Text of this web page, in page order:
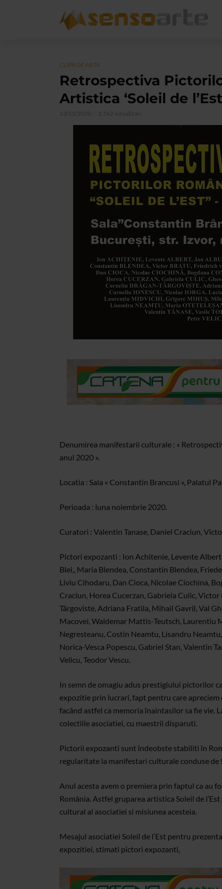
CLIPA DE ARTA
Retrospectiva
Artistica ‘Soleil de
13/11/2020 1.562 vizualizari
Denumirea manifestarii culturale : «
anul 2020 ».
Locatia : Sala « Constantin Brancusi », Palatul
Perioada : luna noiembrie 2020.
Curatori : Valentin Tanase, Daniel Craciun,
Pictori expozanti : Ion Achitenie, Levente
Blei,, Maria Blendea, Constantin Blendea,
Liviu Cihodaru, Dan Cioca, Nicolae Ciochina,
Craciun, Horea Cucerzan, Gabriela Culic,
Târgoviste, Adriana Fratila, Mihail Gavril, Val
Macovei, Waldemar Mattis-Teutsch, Laurentiu
Negresteanu, Costin Neamtu, Lisandru
Norica-Vesca Popescu, Gabriel Stan, Valentin
Velicu, Teodor Vescu.
In semn de omagiu adus prestigiului pictorilor
expozitie prin lucrari, fapt pentru care
facând astfel ca memoria înaintasilor sa fie vie.
colectiile asociatiei, cu maestrii disparuti.
Pictorii expozanti sunt îndeobste stabiliti în
regularitate la manifestari culturale conduse de
Anul acesta avem o premiera prin faptul ca au
România. Astfel gruparea artistica Soleil de
cultural al asociatiei si misiunea acesteia.
Mesajul asociatiei Soleil de l’Est pentru
expozitiei, stimati pictori expozanti,